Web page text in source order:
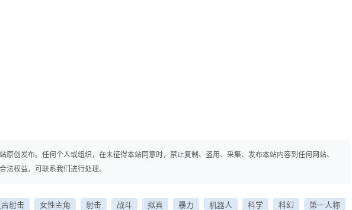
原创发布。任何个人或组织，在未征得本站同意时，禁止复制、盗用、采集、发布本站内容到任何网站、
法权益，可联系我们进行处理。
古射击 女性主角 射击 战斗 拟真 暴力 机器人 科学 科幻 第一人称